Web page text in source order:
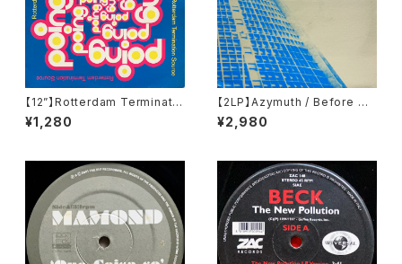
【12”】Rotterdam Terminatio
n Source / Poing (SEP Musi
c) (EDGE 12-4)
¥1,280
【2LP】Azymuth / Before We
Forget (Far Out Recording
s) (FARO 046DLP)
¥2,980